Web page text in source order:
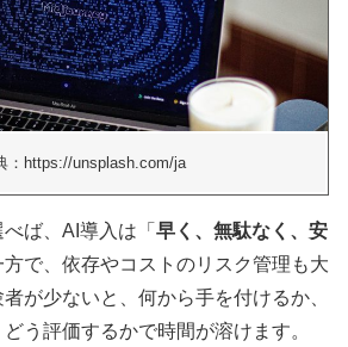
：https://unsplash.com/ja
ば、AI導入は「 早く、無駄なく、安
方で、依存やコストのリスク管理も大
が少ないと、何から手を付けるか、
う評価するかで時間が溶けます。